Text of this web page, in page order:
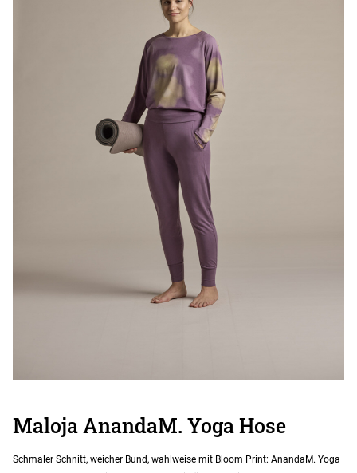
Maloja AnandaM. Yoga Hose
Schmaler Schnitt, weicher Bund, wahlweise mit Bloom Print: AnandaM. Yoga